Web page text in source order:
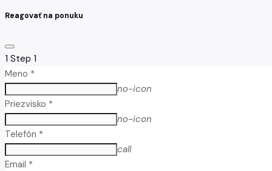
Reagovať na ponuku
1 Step 1
Meno *
no-icon
Priezvisko *
no-icon
Telefón *
call
Email *